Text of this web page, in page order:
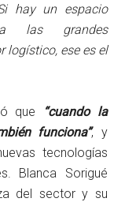
hay un espacio
a las grandes
logístico, ese es el
que
“cuando la
funciona”, y
tecnologías
Blanca Sorigué
del sector y su